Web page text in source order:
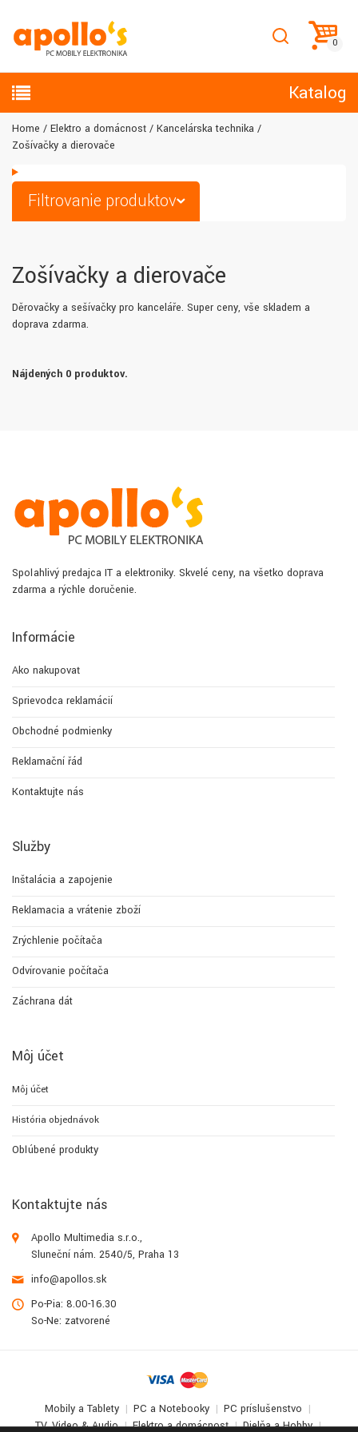
Katalog
Home Elektro a domácnosť
Kancelárska technika
Zošívačky a dierovače
Filtrovanie produktov
Zošívačky a dierovače
Děrovačky a sešívačky pro kanceláře. Super ceny, vše skladem a
doprava zdarma.
Nájdených 0 produktov.
Spoľahlivý predajca IT a elektroniky. Skvelé ceny, na všetko doprava
zdarma a rýchle doručenie.
Informácie
Ako nakupovať
Sprievodca reklamácií
Obchodné podmienky
Reklamační řád
Kontaktujte nás
Služby
Inštalácia a zapojenie
Reklamacia a vrátenie zboží
Zrýchlenie počítača
Odvírovanie počítača
Záchrana dát
Môj účet
Môj účet
História objednávok
Obľúbené produkty
Kontaktujte nás
Apollo Multimedia s.r.o.,
Sluneční nám. 2540/5, Praha 13
info@apollos.sk
Po-Pia: 8.00-16.30
So-Ne: zatvorené
Mobily a Tablety PC a Notebooky
PC príslušenstvo
TV, Video & Audio
Elektro a domácnosť Dielňa a Hobby